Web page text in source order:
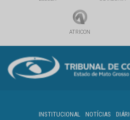
ATRICON
INSTITUCIONAL NOTÍCIAS